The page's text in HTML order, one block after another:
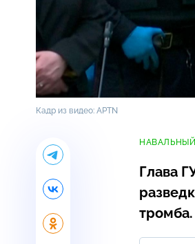
Кадр из видео: APTN
НАВАЛЬНЫЙ
Глава
тромба.